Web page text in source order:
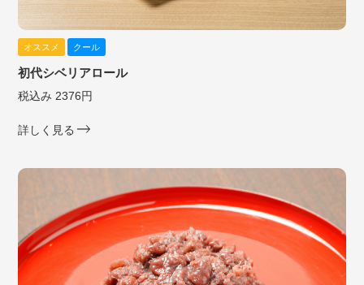
オススメ クール
初代シベリアロール
税込み 2376円
詳しく見る